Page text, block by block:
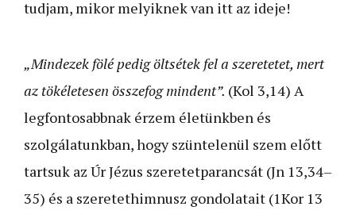
tudjam, mikor melyiknek van itt az ideje!
„Mindezek fölé pedig öltsétek fel a szeretetet, mert
az tökéletesen összefog mindent”. (Kol 3,14) A
legfontosabbnak érzem életünkben és
szolgálatunkban, hogy szüntelenül szem előtt
tartsuk az Úr Jézus szeretetparancsát (Jn 13,34–
35) és a szeretethimnusz gondolatait (1Kor 13